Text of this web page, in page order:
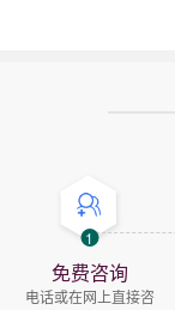
1
免费咨询
电话或在网上直接咨